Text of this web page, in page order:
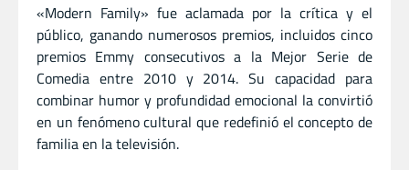
«Modern Family» fue aclamada por la crítica y el
público, ganando numerosos premios, incluidos cinco
premios Emmy consecutivos a la Mejor Serie de
Comedia entre 2010 y 2014. Su capacidad para
combinar humor y profundidad emocional la convirtió
en un fenómeno cultural que redefinió el concepto de
familia en la televisión.